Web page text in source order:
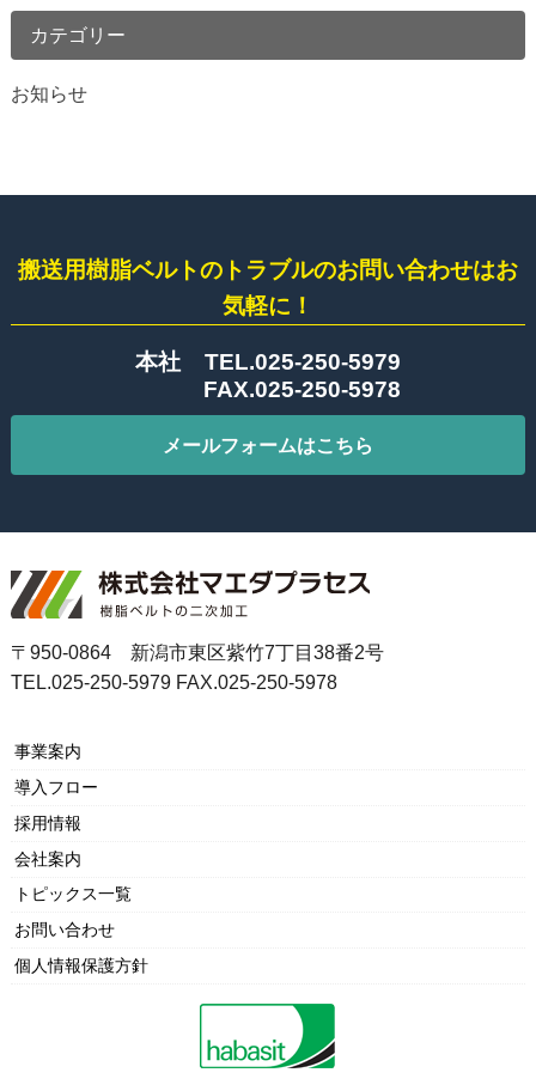
カテゴリー
お知らせ
搬送用樹脂ベルトのトラブルのお問い合わせはお
気軽に！
本社
TEL.025-250-5979
FAX.025-250-5978
メールフォームはこちら
〒950-0864 新潟市東区紫竹7丁目38番2号
TEL.025-250-5979 FAX.025-250-5978
事業案内
導入フロー
採用情報
会社案内
トピックス一覧
お問い合わせ
個人情報保護方針